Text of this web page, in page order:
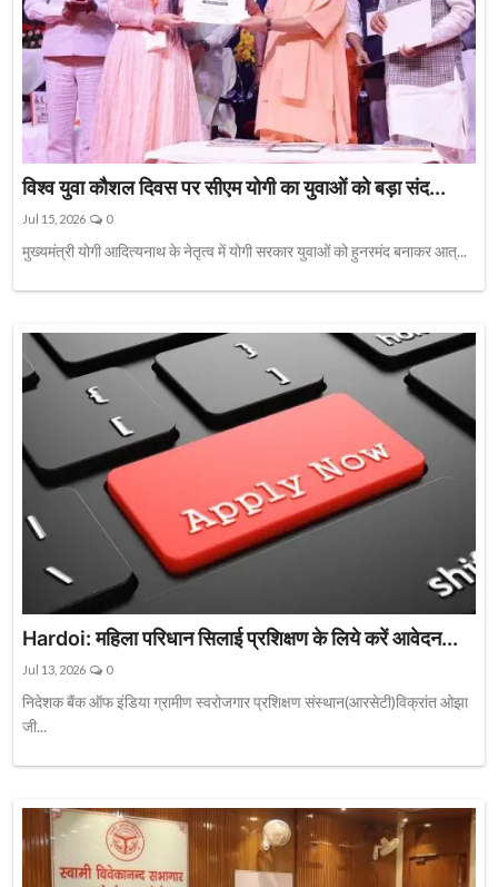
विश्व युवा कौशल दिवस पर सीएम योगी का युवाओं को बड़ा संद...
Jul 15, 2026 0
मुख्यमंत्री योगी आदित्यनाथ के नेतृत्व में योगी सरकार युवाओं को हुनरमंद बनाकर आत्...
Hardoi: महिला परिधान सिलाई प्रशिक्षण के लिये करें आवेदन...
Jul 13, 2026 0
निदेशक बैंक ऑफ इंडिया ग्रामीण स्वरोजगार प्रशिक्षण संस्थान(आरसेटी)विक्रांत ओझा
जी...